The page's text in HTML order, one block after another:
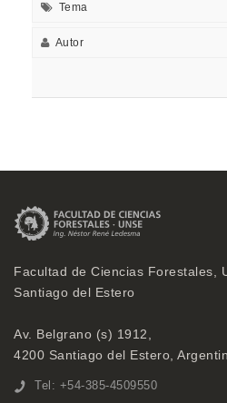
Tema
Autor
Facultad de Ciencias Forestales,
Santiago del Estero
Av. Belgrano (s) 1912,
4200 Santiago del Estero,
Tel: +54-385-4509550